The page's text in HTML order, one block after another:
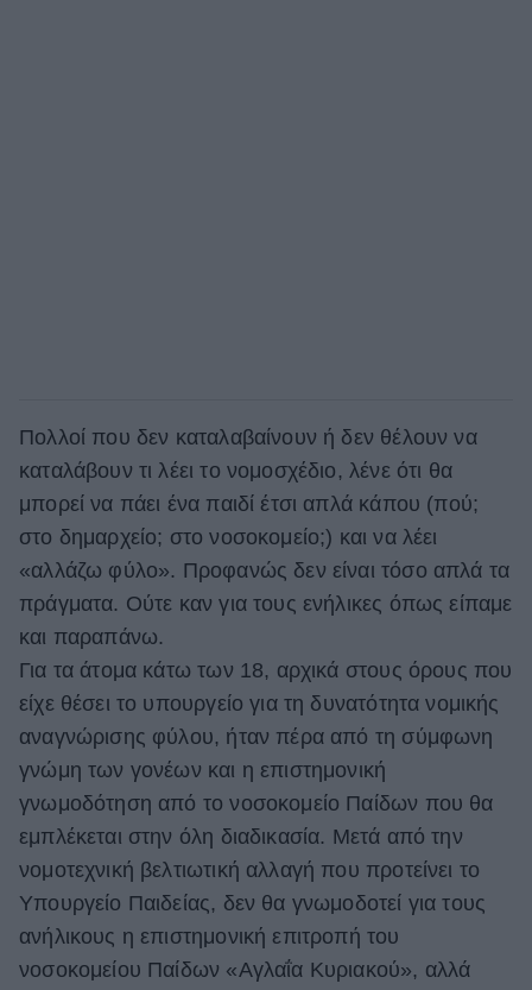
Πολλοί που δεν καταλαβαίνουν ή δεν θέλουν να
καταλάβουν τι λέει το νομοσχέδιο, λένε ότι θα
μπορεί να πάει ένα παιδί έτσι απλά κάπου (πού;
στο δημαρχείο; στο νοσοκομείο;) και να λέει
«αλλάζω φύλο». Προφανώς δεν είναι τόσο απλά τα
πράγματα. Ούτε καν για τους ενήλικες όπως είπαμε
και παραπάνω.
Για τα άτομα κάτω των 18, αρχικά στους όρους που
είχε θέσει το υπουργείο για τη δυνατότητα νομικής
αναγνώρισης φύλου, ήταν πέρα από τη σύμφωνη
γνώμη των γονέων και η επιστημονική
γνωμοδότηση από το νοσοκομείο Παίδων που θα
εμπλέκεται στην όλη διαδικασία. Μετά από την
νομοτεχνική βελτιωτική αλλαγή που προτείνει το
Υπουργείο Παιδείας, δεν θα γνωμοδοτεί για τους
ανήλικους η επιστημονική επιτροπή του
νοσοκομείου Παίδων «Αγλαΐα Κυριακού», αλλά